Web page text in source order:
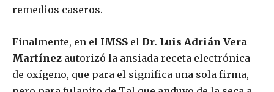
remedios caseros.
Finalmente, en el IMSS el Dr. Luis Adrián Vera
Martínez autorizó la ansiada receta electrónica
de oxígeno, que para el significa una sola firma,